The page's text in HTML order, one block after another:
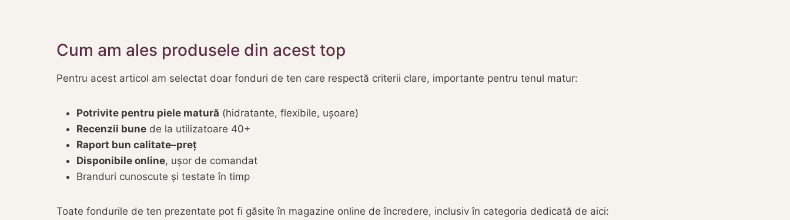
Cum am ales produsele din acest top
Pentru acest articol am selectat doar fonduri de ten care respectă criterii clare, importante pentru tenul matur:
Potrivite pentru piele matură (hidratante, flexibile, ușoare)
Recenzii bune de la utilizatoare 40+
Raport bun calitate–preț
Disponibile online, ușor de comandat
Branduri cunoscute și testate în timp
Toate fondurile de ten prezentate pot fi găsite în magazine online de încredere, inclusiv în categoria dedicată de aici: